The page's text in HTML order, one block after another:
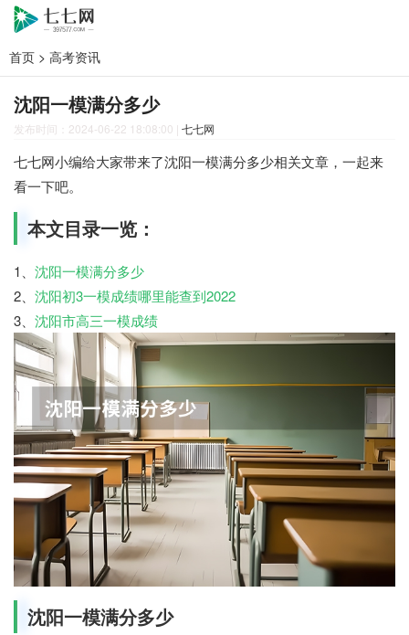
首页 > 高考资讯
沈阳一模满分多少
发布时间：2024-06-22 18:08:00 | 七七网
七七网小编给大家带来了沈阳一模满分多少相关文章，一起来
看一下吧。
本文目录一览：
1、 沈阳一模满分多少
2、 沈阳初3一模成绩哪里能查到2022
3、 沈阳市高三一模成绩
沈阳一模满分多少